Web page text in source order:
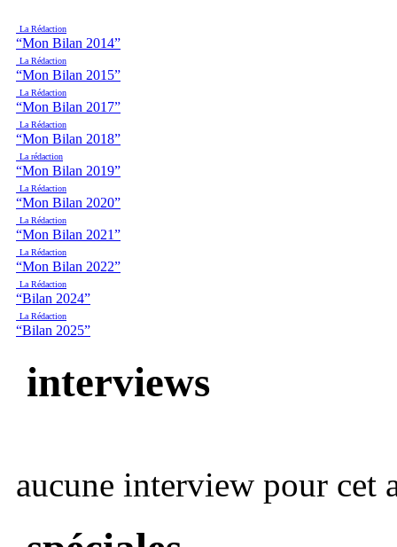
La Rédaction
“Mon Bilan 2014”
La Rédaction
“Mon Bilan 2015”
La Rédaction
“Mon Bilan 2017”
La Rédaction
“Mon Bilan 2018”
La rédaction
“Mon Bilan 2019”
La Rédaction
“Mon Bilan 2020”
La Rédaction
“Mon Bilan 2021”
La Rédaction
“Mon Bilan 2022”
La Rédaction
“Bilan 2024”
La Rédaction
“Bilan 2025”
interviews
aucune interview pour cet